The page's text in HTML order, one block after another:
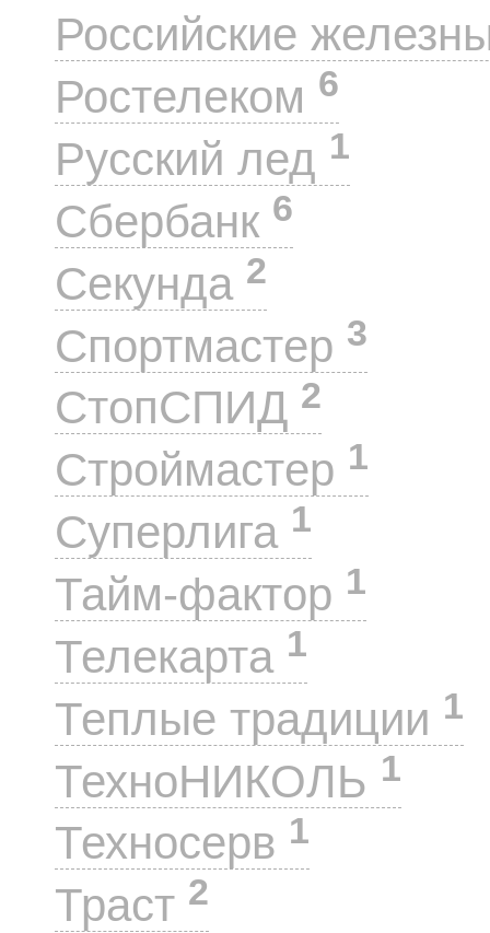
Российские
Ростелеком 6
Русский лед 1
Сбербанк 6
Секунда 2
Спортмастер 3
СтопСПИД 2
Строймастер 1
Суперлига 1
Тайм-фактор 1
Телекарта 1
Теплые традиции 1
ТехноНИКОЛЬ 1
Техносерв 1
Траст 2